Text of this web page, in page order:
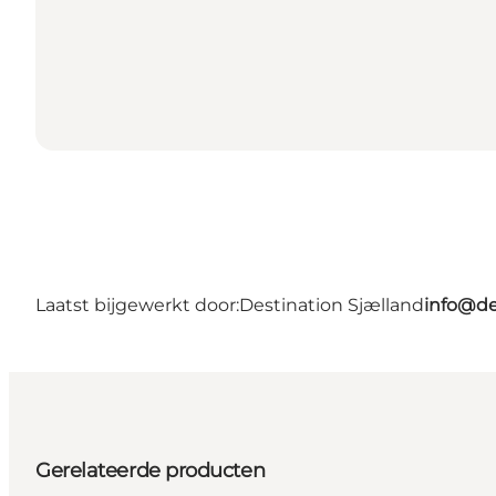
Laatst bijgewerkt door:Destination Sjælland
Gerelateerde producten